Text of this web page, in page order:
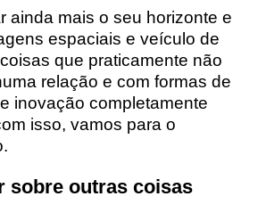
ainda mais o seu horizonte e
espaciais e veículo de
que praticamente não
relação e com formas de
inovação completamente
isso, vamos para o
sobre outras coisas